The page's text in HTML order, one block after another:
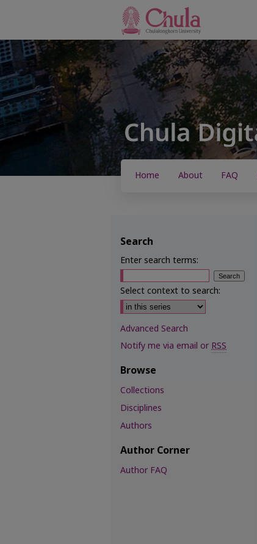
Home About FAQ
Search
Enter search terms:
Select context to search:
Advanced Search
Notify me via email orRSS
Browse
Collections
Disciplines
Authors
Author Corner
Author FAQ